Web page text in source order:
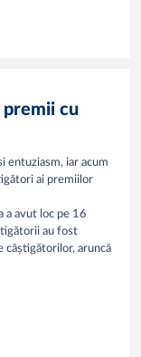
premii cu
entuziasm, iar acum
ai premiilor
a avut loc pe 16
au fost
câștigătorilor, aruncă